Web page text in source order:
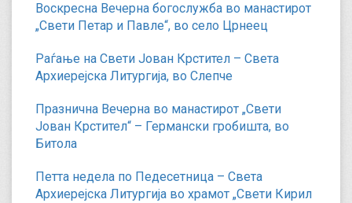
Воскресна Вечерна богослужба во манастирот
„Свети Петар и Павле“, во село Црнеец
Раѓање на Свети Јован Крстител – Света
Архиерејска Литургија, во Слепче
Празнична Вечерна во манастирот „Свети
Јован Крстител“ – Германски гробишта, во
Битола
Петта недела по Педесетница – Света
Архиерејска Литургија во храмот „Свети Кирил